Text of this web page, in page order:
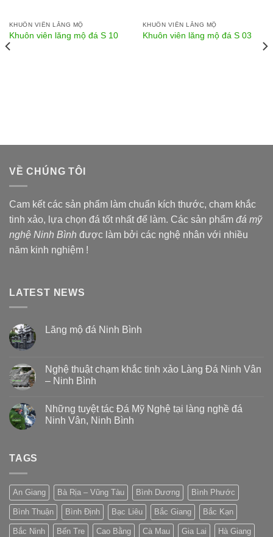
KHUÔN VIÊN LĂNG MỘ
Khuôn viên lăng mộ đá S 10
KHUÔN VIÊN LĂNG MỘ
Khuôn viên lăng mộ đá S 03
VỀ CHÚNG TÔI
Cam kết các sản phẩm làm chuẩn kích thước, chạm khắc
tinh xảo, lựa chọn đá tốt nhất để làm. Các sản phẩm đá mỹ
nghệ Ninh Bình được làm bởi các nghệ nhân với nhiều
năm kinh nghiệm !
LATEST NEWS
Lăng mộ đá Ninh Bình
Nghệ thuật chạm khắc tinh xảo Làng Đá Ninh Vân
– Ninh Bình
Những tuyệt tác Đá Mỹ Nghệ tại làng nghề đá
Ninh Vân, Ninh Bình
TAGS
An Giang Bà Rịa – Vũng Tàu Bình Dương Bình Phước
Bình Thuận Bình Định Bạc Liêu Bắc Giang Bắc Kạn
Bắc Ninh Bến Tre Cao Bằng Cà Mau Gia Lai Hà Giang